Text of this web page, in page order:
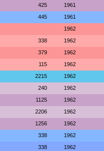
425 1961
445 1961
1962
338 1962
379 1962
115 1962
2215 1962
240 1962
1125 1962
2206 1962
1256 1962
338 1962
338 1962